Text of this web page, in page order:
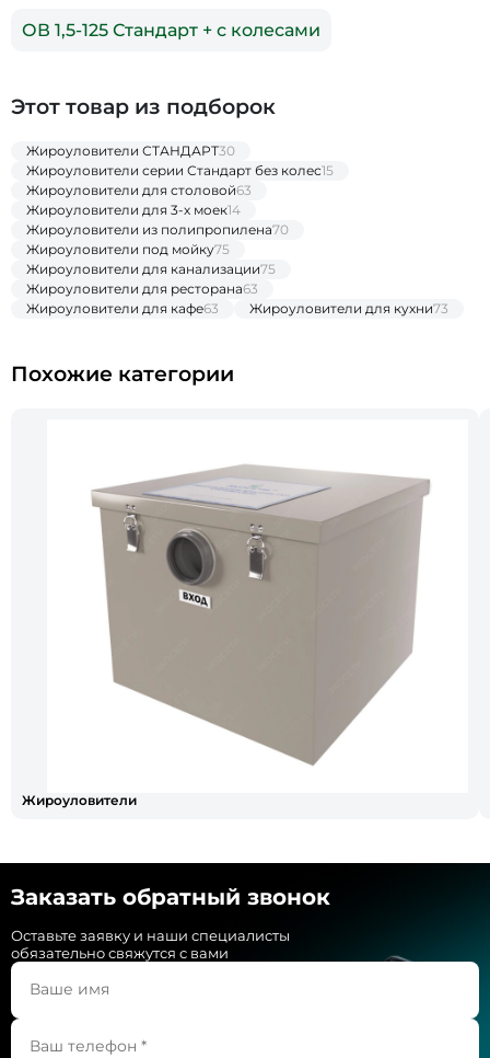
ОВ 1,5-125 Стандарт + с колесами
Этот товар из подборок
Жироуловители СТАНДАРТ30
Жироуловители серии Стандарт без колес15
Жироуловители для столовой63
Жироуловители для 3-х моек14
Жироуловители из полипропилена70
Жироуловители под мойку75
Жироуловители для канализации75
Жироуловители для ресторана63
Жироуловители для кафе63 Жироуловители для кухни73
Похожие категории
Жироуловители
Заказать обратный звонок
Оставьте заявку и наши специалисты
обязательно свяжутся с вами